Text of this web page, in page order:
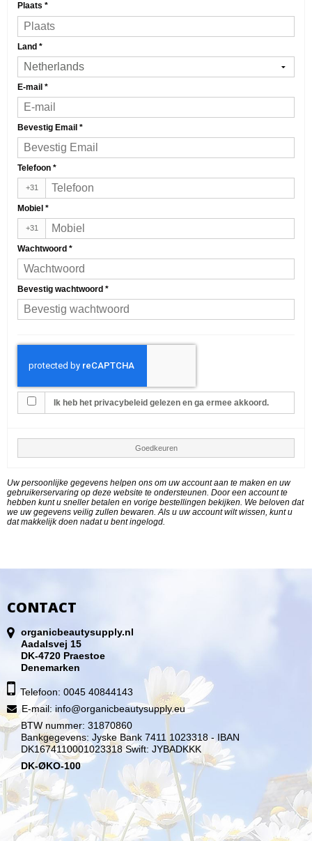
Plaats *
Land *
E-mail *
Bevestig Email *
Telefoon *
+31
Mobiel *
+31
Wachtwoord *
Bevestig wachtwoord *
Ik heb het privacybeleid gelezen en ga ermee akkoord.
Goedkeuren
Uw persoonlijke gegevens helpen ons om uw account aan te maken en uw
gebruikerservaring op deze website te ondersteunen. Door een account te
hebben kunt u sneller betalen en vorige bestellingen bekijken. We beloven dat
we uw gegevens veilig zullen bewaren. Als u uw account wilt wissen, kunt u
dat makkelijk doen nadat u bent ingelogd.
CONTACT
organicbeautysupply.nl
Aadalsvej 15
DK-4720 Praestoe
Denemarken
Telefoon: 0045 40844143
E-mail: info@organicbeautysupply.eu
BTW nummer: 31870860
Bankgegevens: Jyske Bank 7411 1023318 - IBAN
DK1674110001023318 Swift: JYBADKKK
DK-ØKO-100